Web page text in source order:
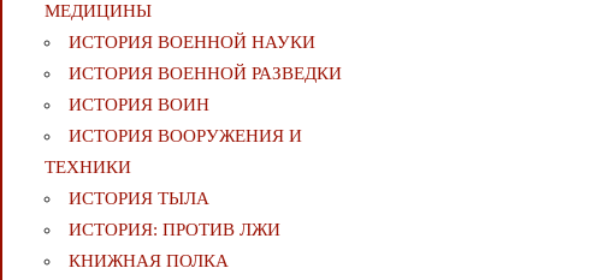
МЕДИЦИНЫ
ИСТОРИЯ ВОЕННОЙ НАУКИ
ИСТОРИЯ ВОЕННОЙ РАЗВЕДКИ
ИСТОРИЯ ВОИН
ИСТОРИЯ ВООРУЖЕНИЯ И
ТЕХНИКИ
ИСТОРИЯ ТЫЛА
ИСТОРИЯ: ПРОТИВ ЛЖИ
КНИЖНАЯ ПОЛКА